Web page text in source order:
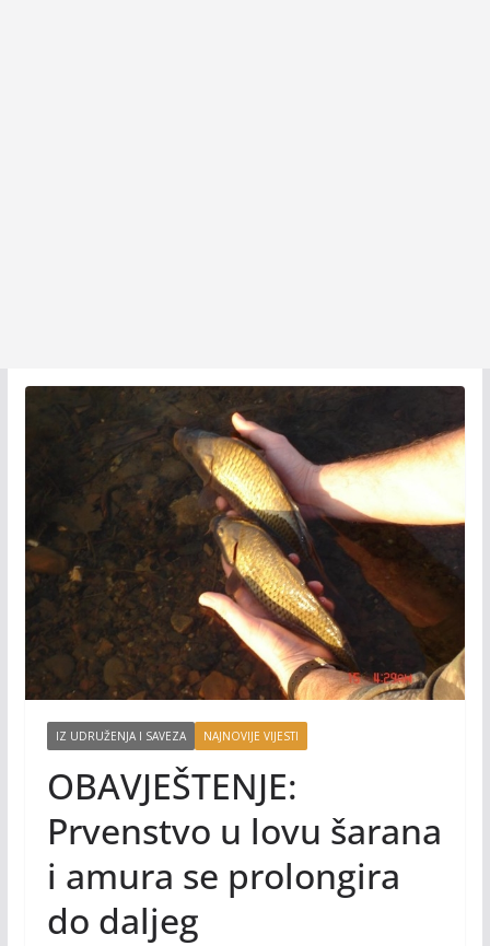
IZ UDRUŽENJA I SAVEZA NAJNOVIJE VIJESTI
OBAVJEŠTENJE:
Prvenstvo u lovu šarana
i amura se prolongira
do daljeg